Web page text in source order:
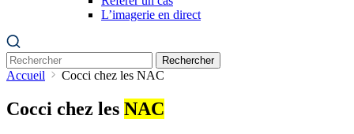
L’imagerie en direct
Rechercher
Accueil Cocci chez les NAC
Cocci chez les NAC